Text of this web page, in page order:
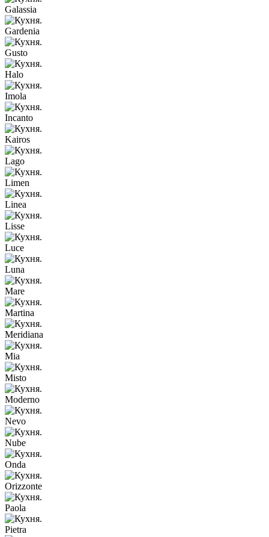
Galassia
Gardenia
Gusto
Halo
Imola
Incanto
Kairos
Lago
Limen
Linea
Lisse
Luce
Luna
Mare
Martina
Meridiana
Mia
Misto
Moderno
Nevo
Nube
Onda
Orizzonte
Paola
Pietra